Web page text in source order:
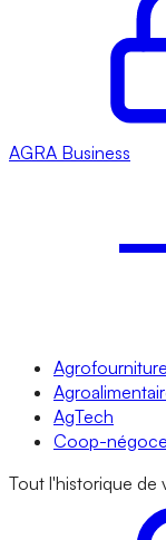
AGRA Business
Agrofourniture
AgTech
Coop-négoce
Tout l'historique de